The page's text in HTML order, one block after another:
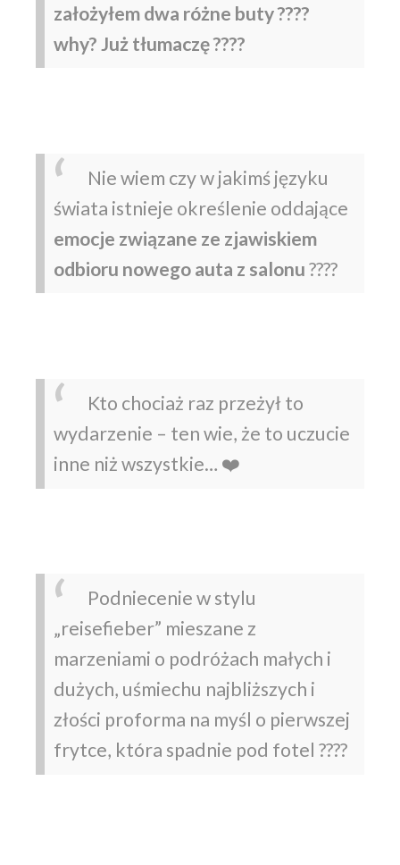
założyłem dwa różne buty ????
why? Już tłumaczę ????
Nie wiem czy w jakimś języku
świata istnieje określenie oddające
emocje związane ze zjawiskiem
odbioru nowego auta z salonu????
Kto chociaż raz przeżył to
wydarzenie – ten wie, że to uczucie
inne niż wszystkie… ❤️
Podniecenie w stylu
„reisefieber” mieszane z
marzeniami o podróżach małych i
dużych, uśmiechu najbliższych i
złości proforma na myśl o pierwszej
frytce, która spadnie pod fotel ????